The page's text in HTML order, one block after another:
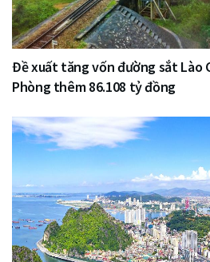
Đề xuất tăng vốn đường sắt Lào
Phòng thêm 86.108 tỷ đồng